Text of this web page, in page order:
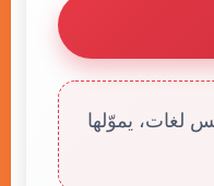
لغات، يموّلها